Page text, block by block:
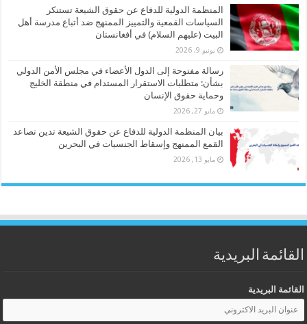
المنظمة الدولية للدفاع عن حقوق الشيعة تستنكر
السياسات القمعية والتمييز الممنهج ضد أتباع مدرسة أهل
البيت (عليهم السلام) في أفغانستان
يونيو 9, 2026
رسالة مفتوحة إلى الدول الأعضاء في مجلس الأمن الدولي
بشأن: متطلبات الاستقرار المستدام في منطقة الخليج
وحماية حقوق الإنسان
مايو 27, 2026
بيان المنظمة الدولية للدفاع عن حقوق الشيعة تدين تصاعد
القمع الممنهج وإسقاط الجنسيات في البحرين
مايو 13, 2026
القائمة البريدية
القائمة البريدية